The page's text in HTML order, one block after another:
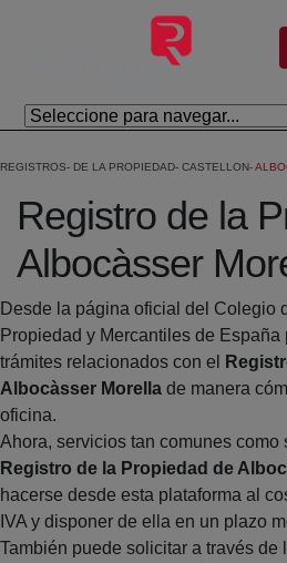
Saltar al contenido principal
REGISTROS DE LA PROPIEDAD CASTELLON
Registro de la
Albocàsser
Desde la página oficial del Colegio
Propiedad y Mercantiles de
trámites relacionados con el
Albocàsser Morella de manera
oficina.
Ahora, servicios tan comunes como
Registro de la Propiedad de
hacerse desde esta plataforma al
IVA y disponer de ella en un plazo
También puede solicitar a través de